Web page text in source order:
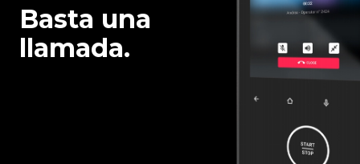
Basta una
llamada.